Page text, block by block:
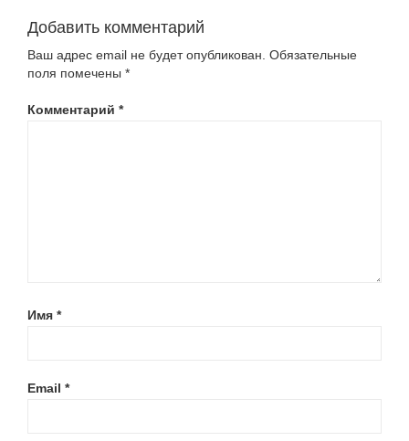
Добавить комментарий
Ваш адрес email не будет опубликован. Обязательные
поля помечены *
Комментарий *
Имя *
Email *